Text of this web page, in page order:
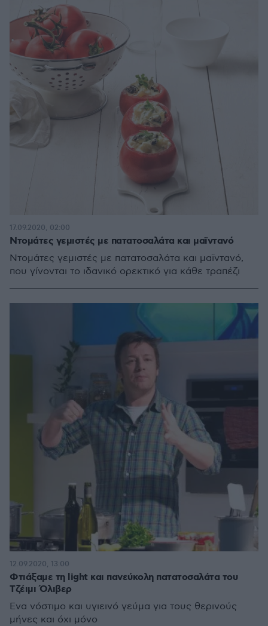
Ντομάτες γεμιστές με πατατοσαλάτα και μαϊντανό
Ντομάτες γεμιστές με πατατοσαλάτα και μαϊντανό,
που γίνονται το ιδανικό ορεκτικό για κάθε τραπέζι
17.09.2020, 02:00
Φτιάξαμε τη light και πανεύκολη πατατοσαλάτα του
Τζέιμι Όλιβερ
Ένα νόστιμο και υγιεινό γεύμα για τους θερινούς
μήνες και όχι μόνο
12.09.2020, 13:00